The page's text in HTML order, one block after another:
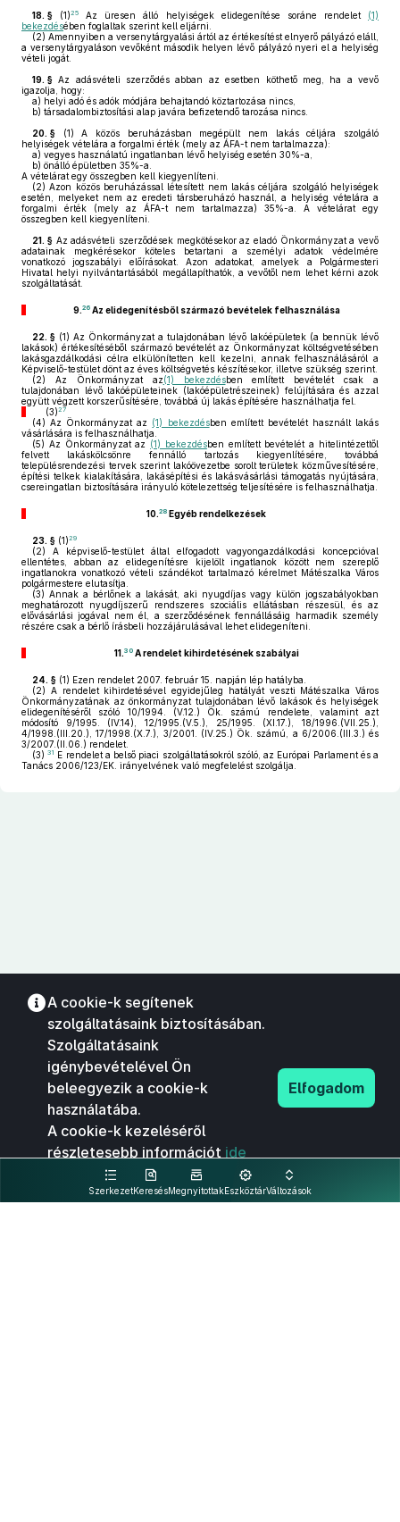
18. § (1)25 Az üresen álló helyiségek elidegenítése soráne rendelet (1)
bekezdésében foglaltak szerint kell eljárni.
(2) Amennyiben a versenytárgyalási ártól az értékesítést elnyerő pályázó eláll,
a versenytárgyaláson vevőként második helyen lévő pályázó nyeri el a helyiség
vételi jogát.
19. § Az adásvételi szerződés abban az esetben köthető meg, ha a vevő
igazolja, hogy:
a) helyi adó és adók módjára behajtandó köztartozása nincs,
b) társadalombiztosítási alap javára befizetendő tarozása nincs.
20. § (1) A közös beruházásban megépült nem lakás céljára szolgáló
helyiségek vételára a forgalmi érték (mely az ÁFA-t nem tartalmazza):
a) vegyes használatú ingatlanban lévő helyiség esetén 30%-a,
b) önálló épületben 35%-a.
A vételárat egy összegben kell kiegyenlíteni.
(2) Azon közös beruházással létesített nem lakás céljára szolgáló helyiségek
esetén, melyeket nem az eredeti társberuházó használ, a helyiség vételára a
forgalmi érték (mely az ÁFA-t nem tartalmazza) 35%-a. A vételárat egy
összegben kell kiegyenlíteni.
21. § Az adásvételi szerződések megkötésekor az eladó Önkormányzat a vevő
adatainak megkérésekor köteles betartani a személyi adatok védelmére
vonatkozó jogszabályi előírásokat. Azon adatokat, amelyek a Polgármesteri
Hivatal helyi nyilvántartásából megállapíthatók, a vevőtől nem lehet kérni azok
szolgáltatását.
9.26 Az elidegenítésből származó bevételek felhasználása
22. § (1) Az Önkormányzat a tulajdonában lévő lakóépületek (a bennük lévő
lakások) értékesítéséből származó bevételét az Önkormányzat költségvetésében
lakásgazdálkodási célra elkülönítetten kell kezelni, annak felhasználásáról a
Képviselő-testület dönt az éves költségvetés készítésekor, illetve szükség szerint.
(2) Az Önkormányzat az(1) bekezdésben említett bevételét csak a
tulajdonában lévő lakóépületeinek (lakóépületrészeinek) felújítására és azzal
együtt végzett korszerűsítésére, továbbá új lakás építésére használhatja fel.
(3)27
(4) Az Önkormányzat az (1) bekezdésben említett bevételét használt lakás
vásárlására is felhasználhatja.
(5) Az Önkormányzat az (1) bekezdésben említett bevételét a hitelintézettől
felvett lakáskölcsönre fennálló tartozás kiegyenlítésére, továbbá
településrendezési tervek szerint lakóövezetbe sorolt területek közművesítésére,
építési telkek kialakítására, lakásépítési és lakásvásárlási támogatás nyújtására,
csereingatlan biztosítására irányuló kötelezettség teljesítésére is felhasználhatja.
10.28 Egyéb rendelkezések
23. § (1)29
(2) A képviselő-testület által elfogadott vagyongazdálkodási koncepcióval
ellentétes, abban az elidegenítésre kijelölt ingatlanok között nem szereplő
ingatlanokra vonatkozó vételi szándékot tartalmazó kérelmet Mátészalka Város
polgármestere elutasítja.
(3) Annak a bérlőnek a lakását, aki nyugdíjas vagy külön jogszabályokban
meghatározott nyugdíjszerű rendszeres szociális ellátásban részesül, és az
elővásárlási jogával nem él, a szerződésének fennállásáig harmadik személy
részére csak a bérlő írásbeli hozzájárulásával lehet elidegeníteni.
11.30A rendelet kihirdetésének szabályai
24. § (1) Ezen rendelet 2007. február 15. napján lép hatályba.
(2) A rendelet kihirdetésével egyidejűleg hatályát veszti Mátészalka Város
Önkormányzatának az önkormányzat tulajdonában lévő lakások és helyiségek
elidegenítéséről szóló 10/1994. (V.12.) Ök. számú rendelete, valamint azt
módosító 9/1995. (IV.14), 12/1995.(V.5.), 25/1995. (XI.17.), 18/1996.(VII.25.),
4/1998.(III.20.), 17/1998.(X.7.), 3/2001. (IV.25.) Ök. számú, a 6/2006.(III.3.) és
3/2007.(II.06.) rendelet.
(3) 31 E rendelet a belső piaci szolgáltatásokról szóló, az Európai Parlament és a
Tanács 2006/123/EK. irányelvének való megfelelést szolgálja.
SzerkezetKeresésMegnyitottakEszköztárVáltozások
A cookie-k segítenek
szolgáltatásaink biztosításában.
Szolgáltatásaink
igénybevételével Ön
beleegyezik a cookie-k
használatába.
A cookie-k kezeléséről
részletesebb információt ide
kattintva olvashat.
Elfogadom